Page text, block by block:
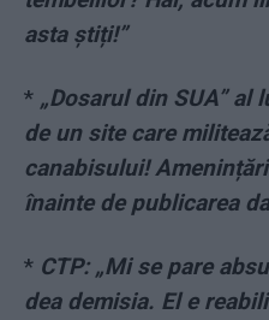
asta știți!”
* „Dosarul din SUA” al
de un site care
canabisului!
înainte de publicarea
* CTP: „Mi se pare
dea demisia. El e